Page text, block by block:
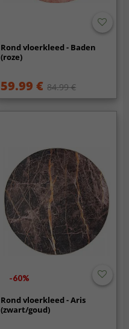
Rond vloerkleed - Baden
(roze)
59.99 € 84.99 €
-60%
Rond vloerkleed - Aris
(zwart/goud)